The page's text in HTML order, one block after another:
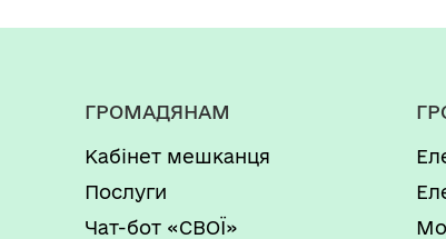
закупівлі Поточний
предмета закупівлі, розміру
від 18.11.2024 року
ГРОМАДЯНАМ
Кабінет мешканця
Послуги
Чат-бот «СВОЇ»